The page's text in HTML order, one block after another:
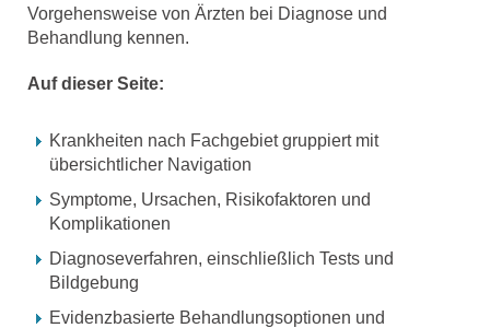
Vorgehensweise von Ärzten bei Diagnose und
Behandlung kennen.
Auf dieser Seite:
Krankheiten nach Fachgebiet gruppiert mit
übersichtlicher Navigation
Symptome, Ursachen, Risikofaktoren und
Komplikationen
Diagnoseverfahren, einschließlich Tests und
Bildgebung
Evidenzbasierte Behandlungsoptionen und